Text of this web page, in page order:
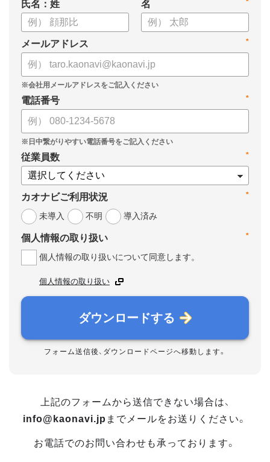
氏名：姓 *
名
*
メールアドレス
*
電話番号
*
従業員数
*
カオナビご利用状況
未導入
不明 導入済み
*
個人情報の取り扱い
個人情報の取り扱いについて同意します。
個人情報の取り扱い
ダウンロードする
フォーム送信後、ダウンロードページへ移動します。
上記のフォームから送信できない場合は、
info@kaonavi.jp までメールをお送りください。
お電話でのお問い合わせも承っております。